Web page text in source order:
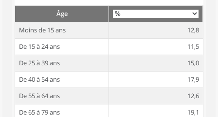
Âge
Moins de 15 ans
12,8
De 15 à 24 ans
11,5
De 25 à 39 ans
15,0
De 40 à 54 ans
17,9
De 55 à 64 ans
12,6
De 65 à 79 ans
19,1